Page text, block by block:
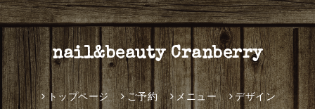
nail&beauty Cranberry
トップページ ご予約 メニュー デザイン